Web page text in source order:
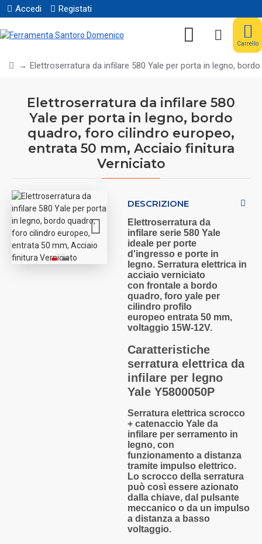
Accedi Registati
Carrello
Elettroserratura da infilare 580 Yale per porta in legno,
Elettroserratura da infilare 580
Yale per porta in legno, bordo
quadro, foro cilindro europeo,
entrata 50 mm, Acciaio finitura
Verniciato
DESCRIZIONE
Elettroserratura da
infilare serie 580 Yale
ideale per porte
d'ingresso e porte in
legno.Serratura elettrica in
acciaio verniciato
confrontalea bordo
quadro, foro yale per
cilindro profilo
europeo entrata 50 mm,
voltaggio 15W-12V.
Caratteristiche
serratura elettrica da
infilare per legno
Yale Y5800050P
Serratura elettricascrocco
+ catenaccio Yale da
infilare per serramento in
legno, con
funzionamentoa distanza
tramite impulso elettrico.
Lo scrocco della serratura
può così essere azionato
dalla chiave, dal pulsante
meccanico o da un impulso
a distanza a basso
voltaggio.